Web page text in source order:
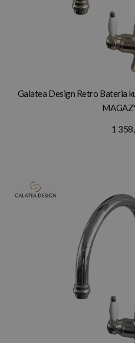
Galatea Design Retro Bateria
1